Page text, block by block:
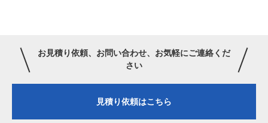
お見積り依頼、お問い合わせ、お気軽にご連絡くだ
さい
見積り依頼はこちら